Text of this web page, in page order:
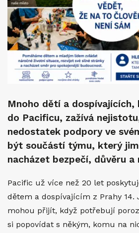
Mnoho dětí a
do Pacificu, zažívá
nedostatek podpory ve
být součástí týmu, který
nacházet bezpečí, důvěru a
Pacific už více než 20 let
dětem a dospívajícím z Prahy 14.
mohou přijít, když potřebují
si popovídat s někým, komu na